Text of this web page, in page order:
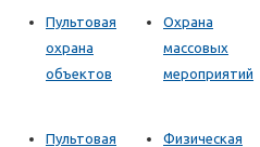
Пультовая
охрана
объектов
Охрана
массовых
мероприятий
Пультовая
Физическая